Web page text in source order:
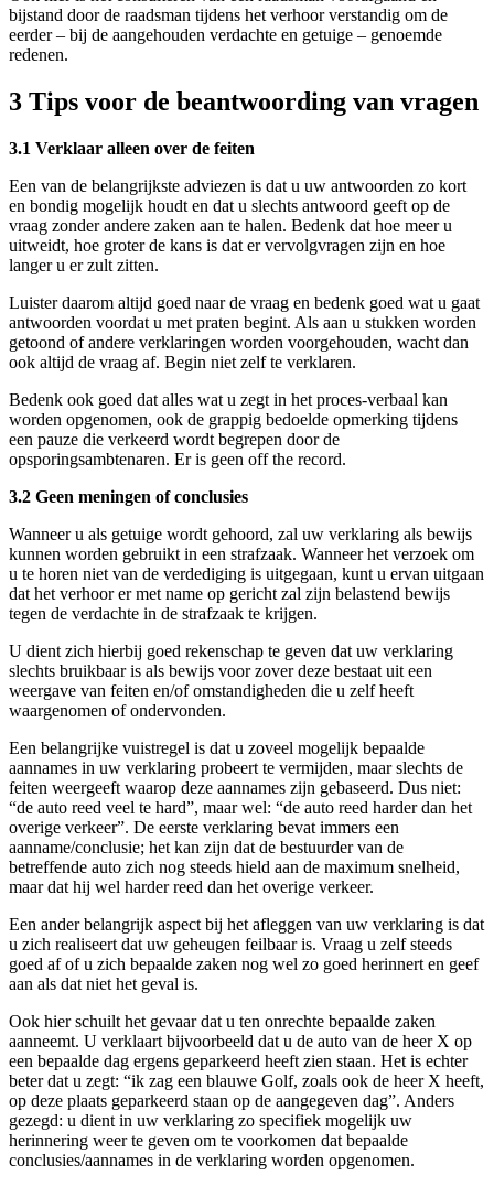
bijstand door de raadsman tijdens het verhoor verstandig om de
eerder – bij de aangehouden verdachte en getuige – genoemde
redenen.
3 Tips voor de beantwoording van vragen
3.1 Verklaar alleen over de feiten
Een van de belangrijkste adviezen is dat u uw antwoorden zo kort
en bondig mogelijk houdt en dat u slechts antwoord geeft op de
vraag zonder andere zaken aan te halen. Bedenk dat hoe meer u
uitweidt, hoe groter de kans is dat er vervolgvragen zijn en hoe
langer u er zult zitten.
Luister daarom altijd goed naar de vraag en bedenk goed wat u gaat
antwoorden voordat u met praten begint. Als aan u stukken worden
getoond of andere verklaringen worden voorgehouden, wacht dan
ook altijd de vraag af. Begin niet zelf te verklaren.
Bedenk ook goed dat alles wat u zegt in het proces-verbaal kan
worden opgenomen, ook de grappig bedoelde opmerking tijdens
een pauze die verkeerd wordt begrepen door de
opsporingsambtenaren. Er is geen off the record.
3.2 Geen meningen of conclusies
Wanneer u als getuige wordt gehoord, zal uw verklaring als bewijs
kunnen worden gebruikt in een strafzaak. Wanneer het verzoek om
u te horen niet van de verdediging is uitgegaan, kunt u ervan uitgaan
dat het verhoor er met name op gericht zal zijn belastend bewijs
tegen de verdachte in de strafzaak te krijgen.
U dient zich hierbij goed rekenschap te geven dat uw verklaring
slechts bruikbaar is als bewijs voor zover deze bestaat uit een
weergave van feiten en/of omstandigheden die u zelf heeft
waargenomen of ondervonden.
Een belangrijke vuistregel is dat u zoveel mogelijk bepaalde
aannames in uw verklaring probeert te vermijden, maar slechts de
feiten weergeeft waarop deze aannames zijn gebaseerd. Dus niet:
“de auto reed veel te hard”, maar wel: “de auto reed harder dan het
overige verkeer”. De eerste verklaring bevat immers een
aanname/conclusie; het kan zijn dat de bestuurder van de
betreffende auto zich nog steeds hield aan de maximum snelheid,
maar dat hij wel harder reed dan het overige verkeer.
Een ander belangrijk aspect bij het afleggen van uw verklaring is dat
u zich realiseert dat uw geheugen feilbaar is. Vraag u zelf steeds
goed af of u zich bepaalde zaken nog wel zo goed herinnert en geef
aan als dat niet het geval is.
Ook hier schuilt het gevaar dat u ten onrechte bepaalde zaken
aanneemt. U verklaart bijvoorbeeld dat u de auto van de heer X op
een bepaalde dag ergens geparkeerd heeft zien staan. Het is echter
beter dat u zegt: “ik zag een blauwe Golf, zoals ook de heer X heeft,
op deze plaats geparkeerd staan op de aangegeven dag”. Anders
gezegd: u dient in uw verklaring zo specifiek mogelijk uw
herinnering weer te geven om te voorkomen dat bepaalde
conclusies/aannames in de verklaring worden opgenomen.